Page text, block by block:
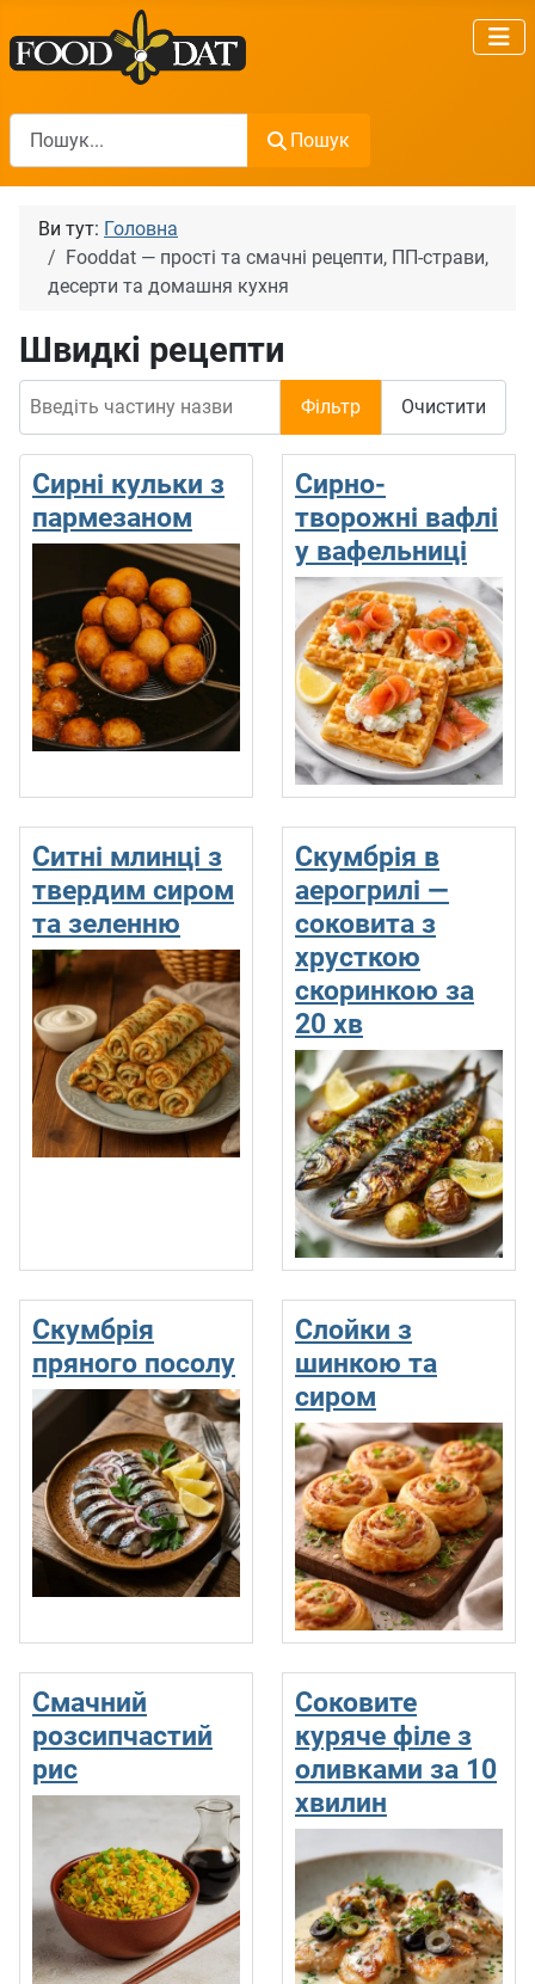
Пошук
Пошук
Ви тут: Головна
Fooddat — прості та смачні рецепти, ПП-страви,
десерти та домашня кухня
Швидкі рецепти
Фільтр Очистити
Сирні кульки з
пармезаном
Сирно-
творожні вафлі
у вафельниці
Ситні млинці з
твердим сиром
та зеленню
Скумбрія в
аерогрилі —
соковита з
хрусткою
скоринкою за
20 хв
Скумбрія
пряного посолу
Слойки з
шинкою та
сиром
Смачний
розсипчастий
рис
Соковите
куряче філе з
оливками за 10
хвилин